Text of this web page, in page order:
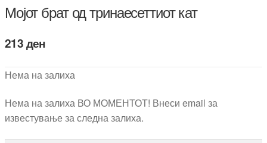
Мојот брат од тринаесеттиот кат
213ден
Нема на залиха
Нема на залиха ВО МОМЕНТОТ! Внеси email за
известување за следна залиха.